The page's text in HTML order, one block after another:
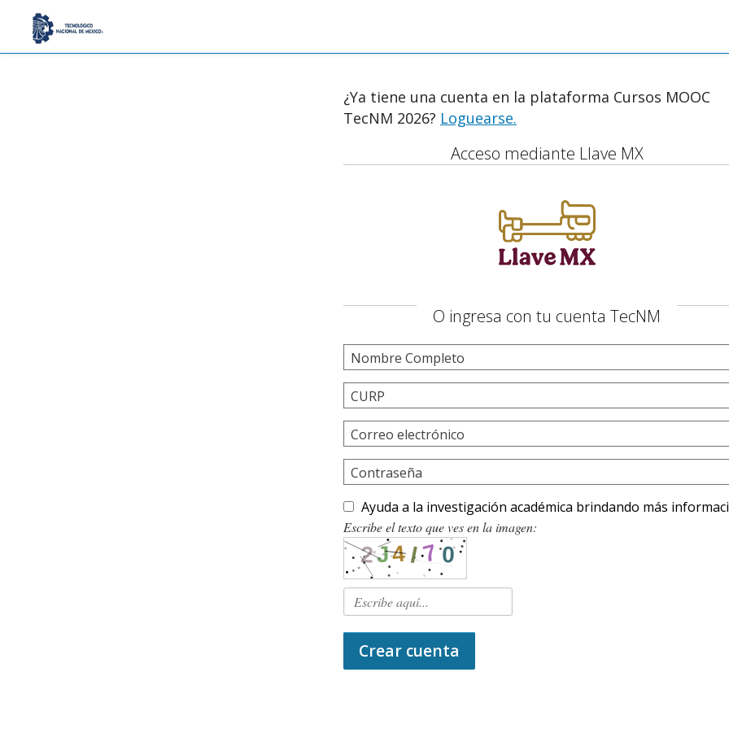
¿Ya tiene una cuenta en la plataforma Cursos MOOC
TecNM 2026? Loguearse.
Acceso mediante Llave MX
O ingresa con tu cuenta TecNM
Nombre Completo
CURP
Correo electrónico
Contraseña
Ayuda a la investigación académica brindando más
Escribe el texto que ves en la imagen:
Crear cuenta